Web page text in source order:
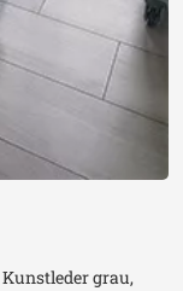
Kunstleder grau,